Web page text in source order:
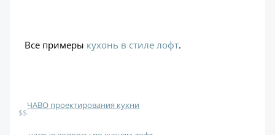
Все примеры кухонь в стиле лофт.
$$
ЧАВО проектирования кухни